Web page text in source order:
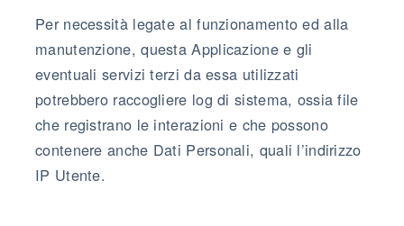
Per necessità legate al funzionamento ed alla
manutenzione, questa Applicazione e gli
eventuali servizi terzi da essa utilizzati
potrebbero raccogliere log di sistema, ossia file
che registrano le interazioni e che possono
contenere anche Dati Personali, quali l’indirizzo
IP Utente.